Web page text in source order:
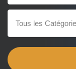
Tous les